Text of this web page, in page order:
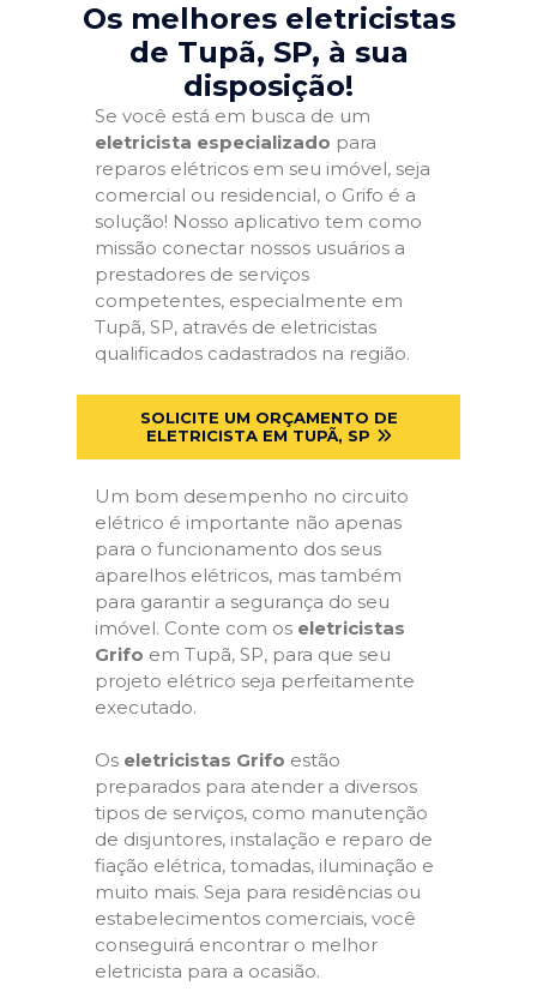
Os melhores eletricistas
de Tupã, SP, à sua
disposição!
Se você está em busca de um
eletricista especializado para
reparos elétricos em seu imóvel, seja
comercial ou residencial, o Grifo é a
solução! Nosso aplicativo tem como
missão conectar nossos usuários a
prestadores de serviços
competentes, especialmente em
Tupã, SP, através de eletricistas
qualificados cadastrados na região.
SOLICITE UM ORÇAMENTO DE
ELETRICISTA EM TUPÃ, SP
Um bom desempenho no circuito
elétrico é importante não apenas
para o funcionamento dos seus
aparelhos elétricos, mas também
para garantir a segurança do seu
imóvel. Conte com os eletricistas
Grifo em Tupã, SP, para que seu
projeto elétrico seja perfeitamente
executado.
Os eletricistas Grifo estão
preparados para atender a diversos
tipos de serviços, como manutenção
de disjuntores, instalação e reparo de
fiação elétrica, tomadas, iluminação e
muito mais. Seja para residências ou
estabelecimentos comerciais, você
conseguirá encontrar o melhor
eletricista para a ocasião.